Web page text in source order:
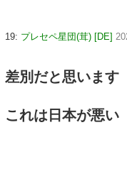
19: プレセペ星団(茸) [DE]
差別だと思います
これは日本が悪い